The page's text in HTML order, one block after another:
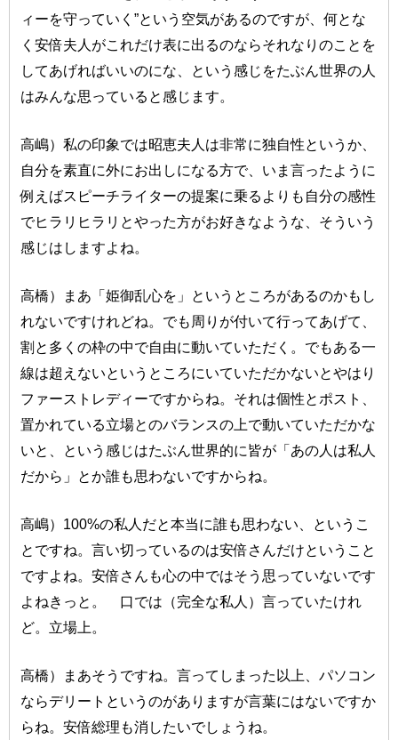
ィーを守っていく”という空気があるのですが、何とな
く安倍夫人がこれだけ表に出るのならそれなりのことを
してあげればいいのにな、という感じをたぶん世界の人
はみんな思っていると感じます。
高嶋）私の印象では昭恵夫人は非常に独自性というか、
自分を素直に外にお出しになる方で、いま言ったように
例えばスピーチライターの提案に乗るよりも自分の感性
でヒラリヒラリとやった方がお好きなような、そういう
感じはしますよね。
高橋）まあ「姫御乱心を」というところがあるのかもし
れないですけれどね。でも周りが付いて行ってあげて、
割と多くの枠の中で自由に動いていただく。でもある一
線は超えないというところにいていただかないとやはり
ファーストレディーですからね。それは個性とポスト、
置かれている立場とのバランスの上で動いていただかな
いと、という感じはたぶん世界的に皆が「あの人は私人
だから」とか誰も思わないですからね。
高嶋）100%の私人だと本当に誰も思わない、というこ
とですね。言い切っているのは安倍さんだけということ
ですよね。安倍さんも心の中ではそう思っていないです
よねきっと。 口では（完全な私人）言っていたけれ
ど。立場上。
高橋）まあそうですね。言ってしまった以上、パソコン
ならデリートというのがありますが言葉にはないですか
らね。安倍総理も消したいでしょうね。